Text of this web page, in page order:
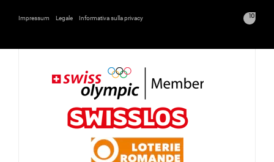
Impressum Legale Informativa sulla privacy